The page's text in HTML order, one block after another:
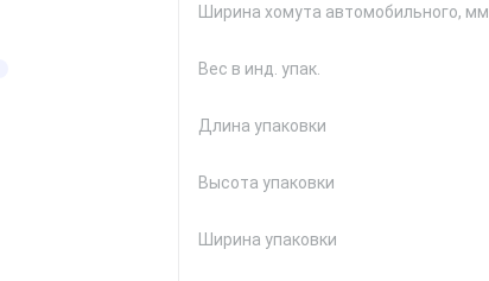
Ширина хомута автомобильного, мм
Вес в инд. упак.
Длина упаковки
Высота упаковки
Ширина упаковки